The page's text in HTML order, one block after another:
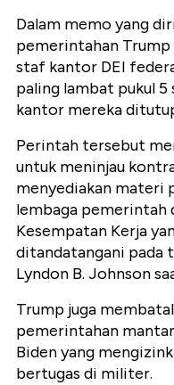
Dalam memo yang
pemerintahan Trump
staf kantor DEI
paling lambat pukul 5
kantor mereka
Perintah tersebut
untuk meninjau
menyediakan materi
lembaga pemerintah
Kesempatan Kerja
ditandatangani pada
Lyndon B. Johnson
Trump juga
pemerintahan
Biden yang
bertugas di militer.